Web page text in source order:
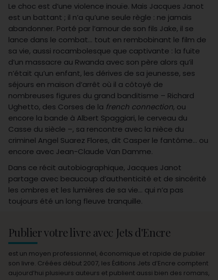
Le choc est d’une violence inouïe. Mais Jacques Janot
est un battant ; il n’a qu’une seule règle : ne jamais
abandonner. Porté par l’amour de son fils Jake, il se
lance dans le combat… tout en rembobinant le film de
sa vie, aussi rocambolesque que captivante : la fuite
d’un massacre au Rwanda avec son père alors qu’il
n’était qu’un enfant, les dérives de sa jeunesse, ses
séjours en maison d’arrêt où il a côtoyé de
nombreuses figures du grand banditisme – Richard
Ughetto, des Corses de la french connection, ou
encore la bande à Albert Spaggiari, le cerveau du
Casse du siècle –, sa rencontre avec la nièce du
criminel Angel Suarez Flores, dit Casper le fantôme… ou
encore avec Jean-Claude Van Damme.
Dans ce récit autobiographique, Jacques Janot
partage avec beaucoup d’authenticité et de sincérité
les ombres et les lumières de sa vie… qui n’a pas
toujours été un long fleuve tranquille.
Publier votre livre avec Jets d'Encre
est un moyen professionnel, économique et rapide de publier
son livre. Créées début 2007, les Éditions Jets d’Encre comptent
aujourd’hui plusieurs auteurs et publient aussi bien des romans,